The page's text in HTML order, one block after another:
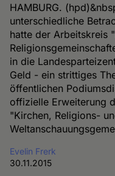
HAMBURG.
unterschiedliche
hatte der Arbeitskreis
in die
Geld - ein strittiges
öffentlichen
offizielle Erweiterung
"Kirchen, Religions-
Evelin Frerk
30.11.2015